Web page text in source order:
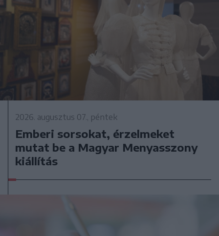
2026. augusztus 07., péntek
Emberi sorsokat, érzelmeket
mutat be a Magyar Menyasszony
kiállítás